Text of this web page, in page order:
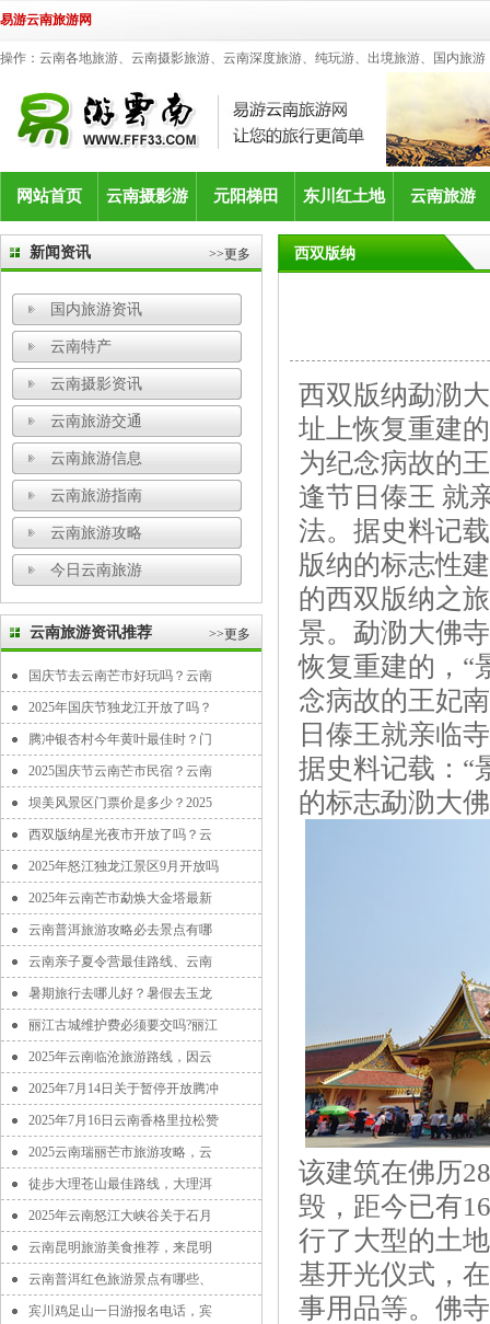
易游云南旅游网
操作：云南各地旅游、云南摄影旅游、云南深度旅游、纯玩游、出境旅游、国内旅
网站首页 云南摄影游 元阳梯田 东川红土地 云南旅游
新闻资讯 >>更多
国内旅游资讯
云南特产
云南摄影资讯
云南旅游交通
云南旅游信息
云南旅游指南
云南旅游攻略
今日云南旅游
云南旅游资讯推荐 >>更多
国庆节去云南芒市好玩吗？云南
2025年国庆节独龙江开放了吗？
腾冲银杏村今年黄叶最佳时？门
2025国庆节云南芒市民宿？云南
坝美风景区门票价是多少？2025
西双版纳星光夜市开放了吗？云
2025年怒江独龙江景区9月开放吗
2025年云南芒市勐焕大金塔最新
云南普洱旅游攻略必去景点有哪
云南亲子夏令营最佳路线、云南
暑期旅行去哪儿好？暑假去玉龙
丽江古城维护费必须要交吗?丽江
2025年云南临沧旅游路线，因云
2025年7月14日关于暂停开放腾冲
2025年7月16日云南香格里拉松赞
2025云南瑞丽芒市旅游攻略，云
徒步大理苍山最佳路线，大理洱
2025年云南怒江大峡谷关于石月
云南昆明旅游美食推荐，来昆明
云南普洱红色旅游景点有哪些、
宾川鸡足山一日游报名电话，宾
西双版纳
西双版纳勐泐
址上恢复重建
为纪念病故的
逢节日傣王 就
法。据史料记
版纳的标志性
的西双版纳之
景。勐泐大佛
恢复重建的，“
念病故的王妃
日傣王就亲临
据史料记载：“
的标志勐泐大
该建筑在佛历
毁，距今已有
行了大型的土
基开光仪式，
事用品等。佛